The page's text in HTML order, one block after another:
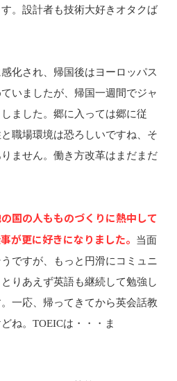
。設計者も技術大好きオタクば
化され、帰国後はヨーロッパス
いましたが、帰国一週間でジャ
ました。郷に入っては郷に従
職場環境は恐ろしいですね、そ
ません。働き方改革はまだまだ
国の人もものづくりに熱中して
が更に好きになりました。
当面
ですが、もっと円滑にコミュニ
りあえず英語も継続して勉強し
一応、帰ってきてから英会話教
ね。TOEICは・・・ま